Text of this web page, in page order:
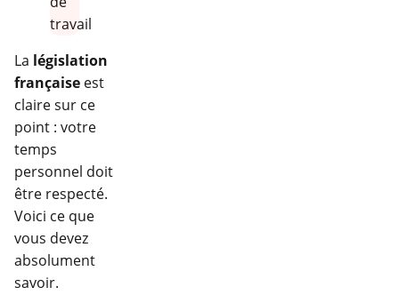
La législation
française est
claire sur ce
point : votre
temps
personnel doit
être respecté.
Voici ce que
vous devez
absolument
savoir.